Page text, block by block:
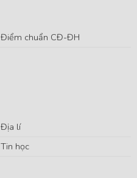
Điểm chuẩn CĐ-ĐH
Địa lí
Tin học